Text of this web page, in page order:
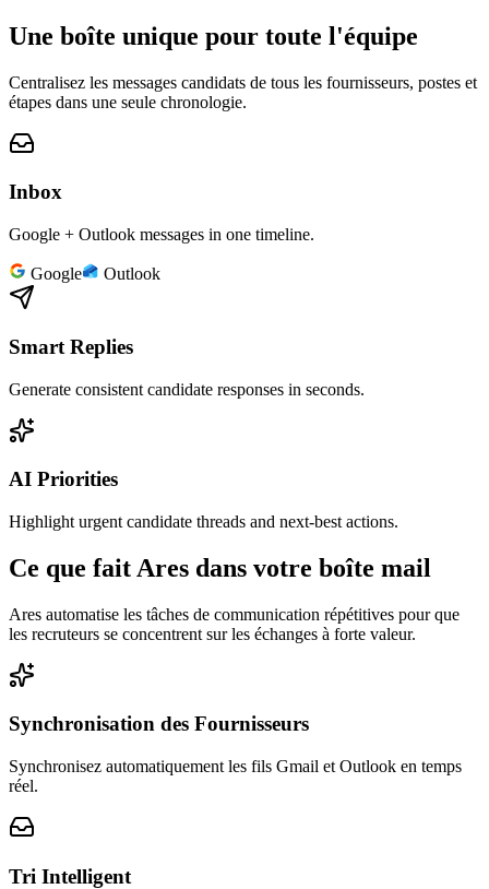
Une boîte unique pour toute l'équipe
Centralisez les messages candidats de tous les fournisseurs, postes et
étapes dans une seule chronologie.
Inbox
Google + Outlook messages in one timeline.
Google Outlook
Smart Replies
Generate consistent candidate responses in seconds.
AI Priorities
Highlight urgent candidate threads and next-best actions.
Ce que fait Ares dans votre boîte mail
Ares automatise les tâches de communication répétitives pour que
les recruteurs se concentrent sur les échanges à forte valeur.
Synchronisation des Fournisseurs
Synchronisez automatiquement les fils Gmail et Outlook en temps
réel.
Tri Intelligent